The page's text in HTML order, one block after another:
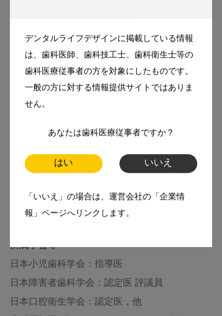
デンタルライフデザインに掲載している情報
は、歯科医師、歯科技工士、歯科衛生士等の
歯科医療従事者の方を対象にしたものです。
一般の方に対する情報提供サイトではありま
せん。
あなたは歯科医療従事者ですか？
はい いいえ
「いいえ」の場合は、運営会社の「企業情
報」ページへリンクします。
岡崎 好秀
前 岡山大学病院 小児歯科講師
1978年 愛知学院大学歯学部 卒業 大阪大学
1984年 岡山大学小児歯科 講師専門：小児歯
所属学会等
日本小児歯科学会：指導医
日本障害者歯科学会：認定医 評議員
日本口腔衛生学会：認定医，他